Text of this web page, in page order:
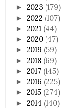
►2023 (179)
►2022 (107)
►2021 (44)
►2020 (47)
►2019 (59)
►2018 (69)
►2017 (145)
►2016 (225)
►2015 (274)
►2014 (140)